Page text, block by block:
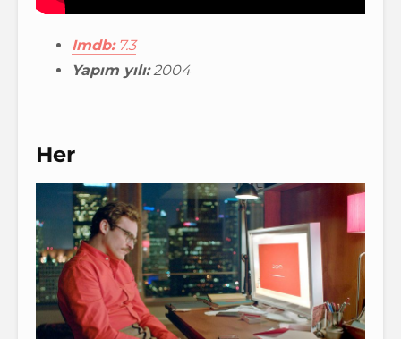
Imdb:7.3
Yapım yılı:2004
Her